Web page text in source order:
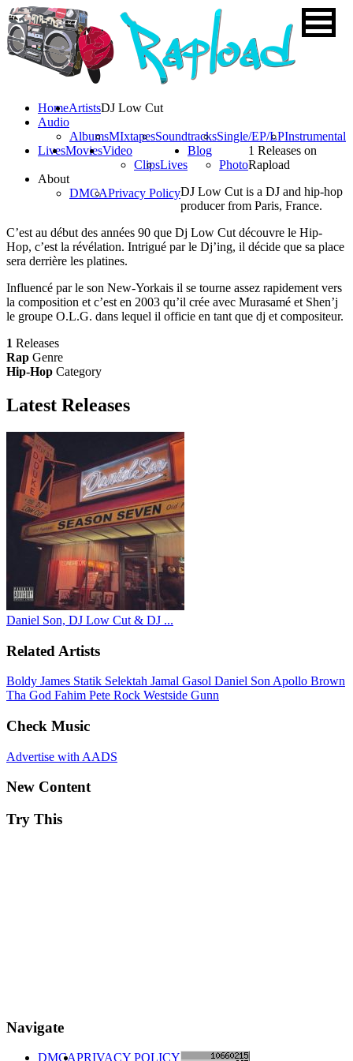
HomeArtists
Audio
AlbumsMIxtapesSoundtracksSingle/EP/LPInstrumental
LivesMoviesVideo
ClipsLives
Blog
Photo
About
DMCAPrivacy Policy
DJ Low Cut
1 Releases on
Rapload
DJ Low Cut is a DJ and hip-hop
producer from Paris, France.
C’est au début des années 90 que Dj Low Cut découvre le Hip-
Hop, c’est la révélation. Intrigué par le Dj’ing, il décide que sa place
sera derrière les platines.
Influencé par le son New-Yorkais il se tourne assez rapidement vers
la composition et c’est en 2003 qu’il crée avec Murasamé et Shen’j
le groupe O.L.G. dans lequel il officie en tant que dj et compositeur.
1 Releases
Rap Genre
Hip-Hop Category
Latest Releases
Daniel Son, DJ Low Cut & DJ ...
Related Artists
Boldy James Statik Selektah Jamal Gasol Daniel Son Apollo Brown
Tha God Fahim Pete Rock Westside Gunn
Check Music
Advertise with AADS
New Content
Try This
Navigate
DMCAPRIVACY POLICY